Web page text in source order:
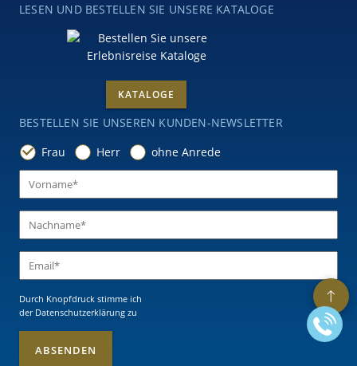
LESEN UND BESTELLEN SIE UNSERE KATALOGE
KATALOGE
BESTELLEN SIE UNSEREN KUNDEN-NEWSLETTER
Frau
Herr ohne Anrede
Durch Knopfdruck stimme ich
der Datenschutzerklärung zu